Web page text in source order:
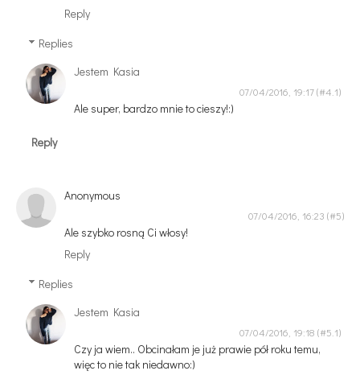
Reply
Replies
Jestem Kasia
07/04/2016, 19:17
Ale super, bardzo mnie to cieszy!:)
Reply
Anonymous
07/04/2016, 16:23
Ale szybko rosną Ci włosy!
Reply
Replies
Jestem Kasia
07/04/2016, 19:18
Czy ja wiem.. Obcinałam je już prawie pół roku temu,
więc to nie tak niedawno:)